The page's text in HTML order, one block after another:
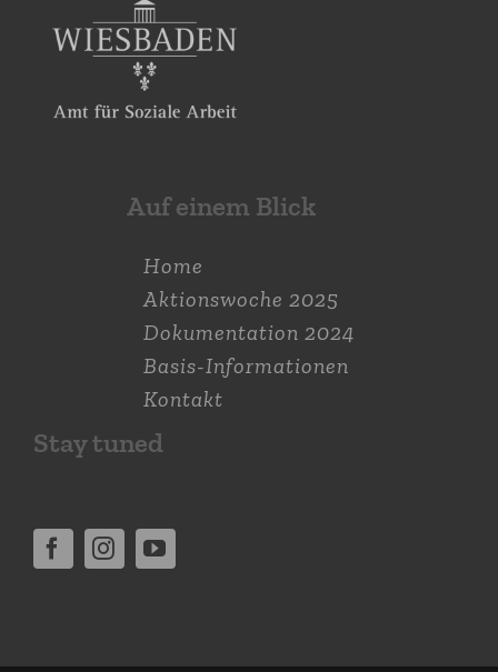
Auf einem Blick
Home
Aktions­woche 2025
Dokumen­tation 2024
Basis-Informationen
Kontakt
Stay tuned